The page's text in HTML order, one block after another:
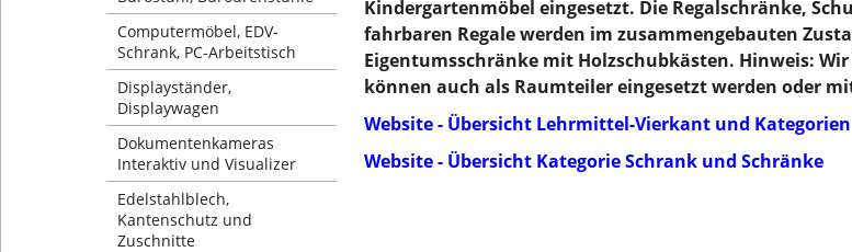
Computermöbel, EDV-
Schrank, PC-Arbeitstisch
Displayständer,
Displaywagen
Dokumentenkameras
Interaktiv und Visualizer
Edelstahlblech,
Kantenschutz und
Zuschnitte
Kindergartenmöbel eingesetzt. Die Regalschränke,
fahrbaren Regale werden im zusammengebauten
Eigentumsschränke mit Holzschubkästen. Hinweis:
können auch als Raumteiler eingesetzt werden oder
Website - Übersicht Lehrmittel-Vierkant und Kategorien
Website - Übersicht Kategorie Schrank und Schränke